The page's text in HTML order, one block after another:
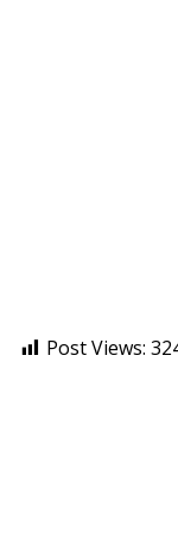
Post Views: